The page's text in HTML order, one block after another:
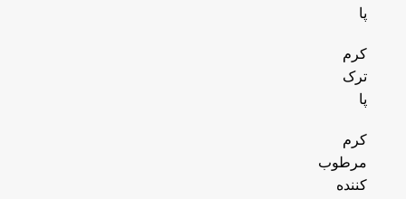
پا
کرم
ترک
پا
کرم
مرطوب
کننده